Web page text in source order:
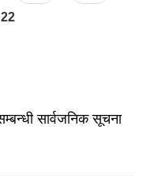
22
सार्वजनिक सूचना